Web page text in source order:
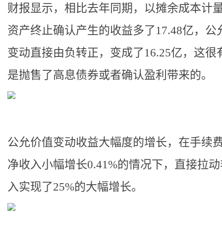
财报显示，相比去年同期，以摊余成本计
资产终止确认产生的收益多了17.48亿，公
变动直接由负转正，变成了16.25亿，这很
是抛售了高息债券或者确认盈利带来的。
公允价值变动收益大幅度的增长，在手续
净收入小幅增长0.41%的情况下，直接拉
入实现了25%的大幅增长。